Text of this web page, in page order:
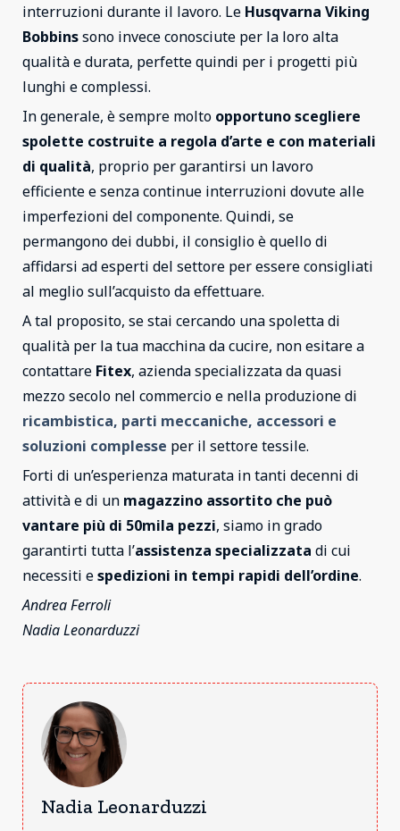
interruzioni durante il lavoro. Le Husqvarna Viking
Bobbinssono invece conosciute per la loro alta
qualità e durata, perfette quindi per i progetti più
lunghi e complessi.
In generale, è sempre molto opportuno scegliere
spolette costruite a regola d’arte e con materiali
di qualità, proprio per garantirsi un lavoro
efficiente e senza continue interruzioni dovute alle
imperfezioni del componente. Quindi, se
permangono dei dubbi, il consiglio è quello di
affidarsi ad esperti del settore per essere consigliati
al meglio sull’acquisto da effettuare.
A tal proposito, se stai cercando una spoletta di
qualità per la tua macchina da cucire, non esitare a
contattare Fitex, azienda specializzata da quasi
mezzo secolo nel commercio e nella produzione di
ricambistica, parti meccaniche, accessori e
soluzioni complesse per il settore tessile.
Forti di un’esperienza maturata in tanti decenni di
attività e di un magazzino assortito che può
vantare più di 50mila pezzi, siamo in grado
garantirti tutta l’assistenza specializzata di cui
necessiti espedizioni in tempi rapidi dell’ordine.
Andrea Ferroli
Nadia Leonarduzzi
Nadia Leonarduzzi